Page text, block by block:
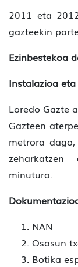
2011 eta
gazteekin
Ezinbestekoa
Instalazioa
Loredo Gazte
Gazteen
metrora
minutura.
NAN
Osasun
Botika